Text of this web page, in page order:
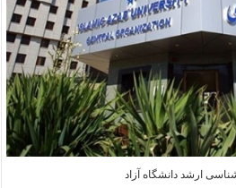
تهران
ارشد دانشگاه آزاد